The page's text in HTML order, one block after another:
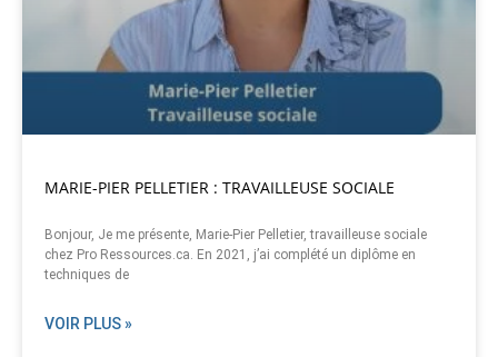
MARIE-PIER PELLETIER : TRAVAILLEUSE SOCIALE
Bonjour, Je me présente, Marie-Pier Pelletier, travailleuse sociale
chez Pro Ressources.ca. En 2021, j’ai complété un diplôme en
techniques de
VOIR PLUS »